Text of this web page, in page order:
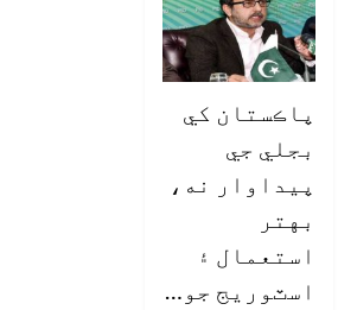
پاڪستان کي
بجلي جي
پيداوار نه،
بهتر
استعمال ۽
اسٽوريج جو…